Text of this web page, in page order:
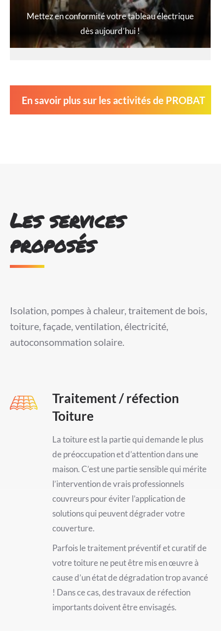
Mettez en conformité votre tableau électrique
dès aujourd’hui !
En savoir plus sur les activités de PROBAT
Les services
proposés
Isolation, pompes à chaleur, traitement de bois,
toiture, façade, ventilation, électricité,
autoconsommation solaire.
Traitement / réfection
Toiture
La toiture est la partie qui demande le plus
de préoccupation et d’attention dans une
maison. C’est une partie sensible qui mérite
l’intervention de vrais professionnels
couvreurs pour éviter l’application de
solutions qui peuvent dégrader votre
couverture.
Parfois le traitement préventif et curatif de
votre toiture ne peut être mis en œuvre à
cause d’un état de dégradation trop avancé
! Dans ce cas, des travaux de réfection
importants doivent être envisagés.